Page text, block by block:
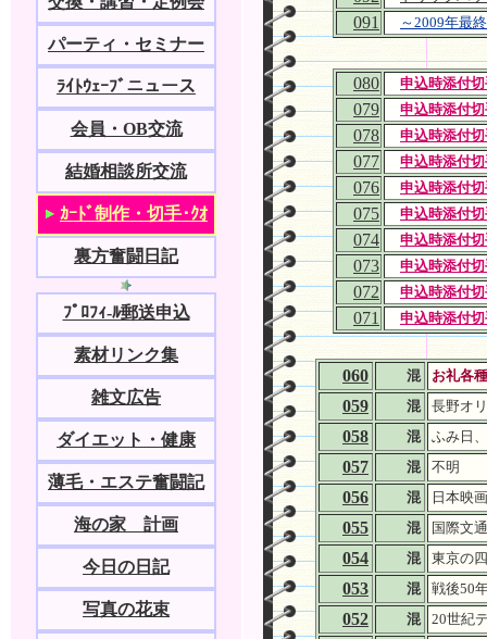
パーティ・セミナー
ﾗｲﾄｳｪｰﾌﾞニュース
会員・OB交流
結婚相談所交流
ｶｰﾄﾞ制作・切手･ｸｵ
裏方奮闘日記
ﾌﾟﾛﾌｨ-ﾙ郵送申込
素材リンク集
雑文広告
ダイエット・健康
薄毛・エステ奮闘記
海の家 計画
今日の日記
写真の花束
091 ～2009年最終
080 申込時添付
079 申込時添付
078 申込時添付
077 申込時添付
076 申込時添付
075 申込時添付
074 申込時添付
073 申込時添付
072 申込時添付
071 申込時添付
060 混 お礼各
059 混 長野オ
058 混 ふみ日
057 混 不明
056 混 日本映
055 混 国際文
054 混 東京の
053 混 戦後50
052 混 20世紀